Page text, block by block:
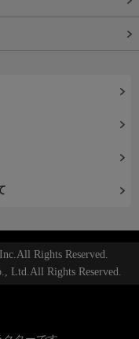
Rights Reserved.
Ltd.All Rights Reserved.